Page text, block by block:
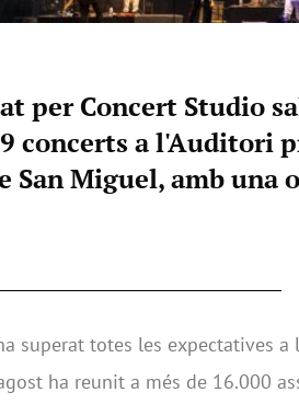
per Concert Studio
concerts a l'Auditori
San Miguel, amb una
superat totes les expectatives a
ha reunit a més de 16.000